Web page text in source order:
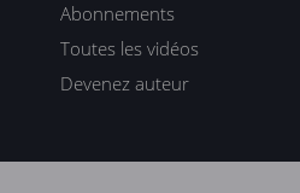
Abonnements
Toutes les vidéos
Devenez auteur